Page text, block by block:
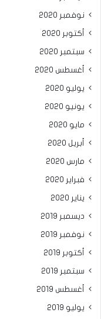
نوفمبر 2020
أكتوبر 2020
سبتمبر 2020
أغسطس 2020
يوليو 2020
يونيو 2020
مايو 2020
أبريل 2020
مارس 2020
فبراير 2020
يناير 2020
ديسمبر 2019
نوفمبر 2019
أكتوبر 2019
سبتمبر 2019
أغسطس 2019
يوليو 2019